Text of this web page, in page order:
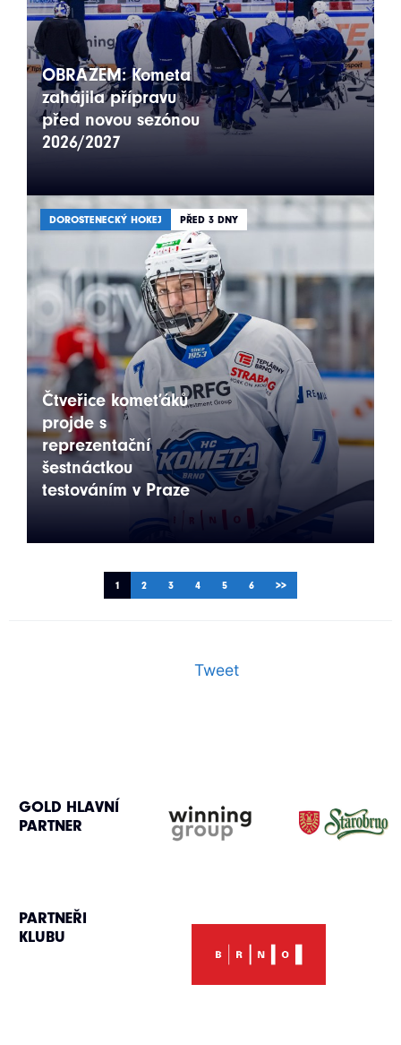
OBRAZEM: Kometa
zahájila přípravu
před novou sezónou
2026/2027
DOROSTENECKÝ HOKEJ PŘED 3 DNY
Čtveřice komeťáků
projde s
reprezentační
šestnáctkou
testováním v Praze
1 2 3 4 5 6 >>
Tweet
GOLD HLAVNÍ
PARTNER
PARTNEŘI
KLUBU